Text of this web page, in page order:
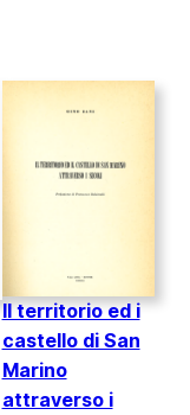
Il territorio ed i
castello di San
Marino
attraverso i